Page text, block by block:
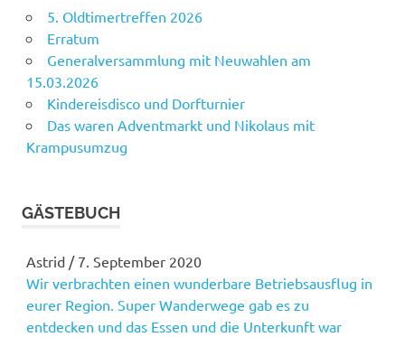
5. Oldtimertreffen 2026
Erratum
Generalversammlung mit Neuwahlen am
15.03.2026
Kindereisdisco und Dorfturnier
Das waren Adventmarkt und Nikolaus mit
Krampusumzug
GÄSTEBUCH
Astrid/ 7. September 2020
Wir verbrachten einen wunderbare Betriebsausflug in
eurer Region. Super Wanderwege gab es zu
entdecken und das Essen und die Unterkunft war